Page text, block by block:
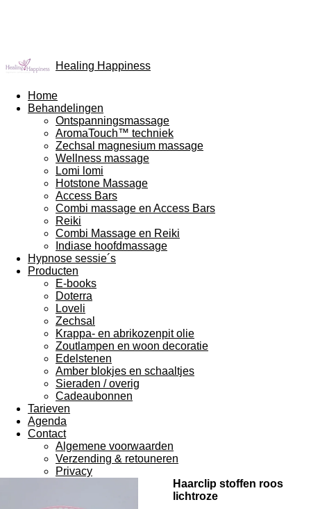
Healing Happiness
Home
Behandelingen
Ontspanningsmassage
AromaTouch™ techniek
Zechsal magnesium massage
Wellness massage
Lomi lomi
Hotstone Massage
Access Bars
Combi massage en Access Bars
Reiki
Combi Massage en Reiki
Indiase hoofdmassage
Hypnose sessie´s
Producten
E-books
Doterra
Loveli
Zechsal
Krappa- en abrikozenpit olie
Zoutlampen en woon decoratie
Edelstenen
Amber blokjes en schaaltjes
Sieraden / overig
Cadeaubonnen
Tarieven
Agenda
Contact
Algemene voorwaarden
Verzending & retouneren
Privacy
Haarclip stoffen roos
lichtroze